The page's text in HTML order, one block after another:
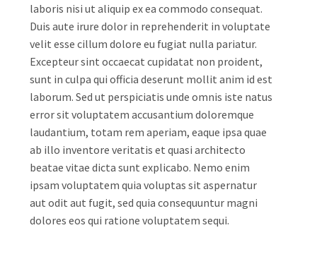
laboris nisi ut aliquip ex ea commodo consequat.
Duis aute irure dolor in reprehenderit in voluptate
velit esse cillum dolore eu fugiat nulla pariatur.
Excepteur sint occaecat cupidatat non proident,
sunt in culpa qui officia deserunt mollit anim id est
laborum. Sed ut perspiciatis unde omnis iste natus
error sit voluptatem accusantium doloremque
laudantium, totam rem aperiam, eaque ipsa quae
ab illo inventore veritatis et quasi architecto
beatae vitae dicta sunt explicabo. Nemo enim
ipsam voluptatem quia voluptas sit aspernatur
aut odit aut fugit, sed quia consequuntur magni
dolores eos qui ratione voluptatem sequi.